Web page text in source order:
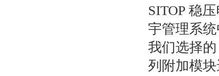
SITOP 稳
宇管理系
我们选择
列附加模